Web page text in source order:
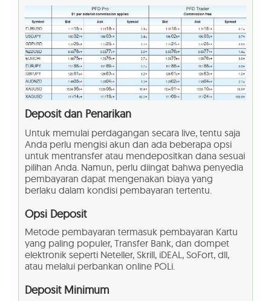
Deposit dan Penarikan
Untuk memulai perdagangan secara live, tentu saja
Anda perlu mengisi akun dan ada beberapa opsi
untuk mentransfer atau mendepositkan dana sesuai
pilihan Anda. Namun, perlu diingat bahwa penyedia
pembayaran dapat mengenakan biaya yang
berlaku dalam kondisi pembayaran tertentu.
Opsi Deposit
Metode pembayaran termasuk pembayaran Kartu
yang paling populer, Transfer Bank, dan dompet
elektronik seperti Neteller, Skrill, iDEAL, SoFort, dll,
atau melalui perbankan online POLi.
Deposit Minimum